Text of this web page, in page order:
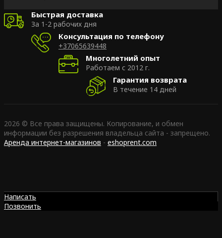
Быстрая доставка
За 1-2 рабочих дня
Консультация по телефону
+37065639448
Многолетний опыт
Работаем с 2012 г.
Гарантия возврата
В течение 14 дней
2026 © Все права защищены. Копирование, и обмен
информации без разрешения владельца сайта - запрещено.
Аренда интернет-магазинов - eshoprent.com
Написать
Позвонить